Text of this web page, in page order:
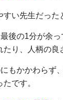
い先生だった
後の1分が余
たり、人柄の良
もかかわらず
です。